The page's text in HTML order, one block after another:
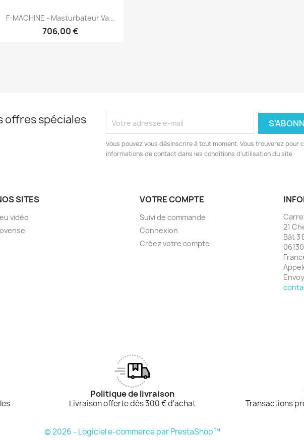
Aperçu rapide
F-MACHINE - Masturbateur Va...
706,00 €
offres spéciales
Vous pouvez vous désinscrire à tout moment. Vous trouverez pour
informations de contact dans les conditions d'utilisation du site.
SITES
vidéo
VOTRE COMPTE
Suivi de commande
Connexion
Créez votre compte
21
Bât 3
Politique de livraison
Livraison offerte dès 300 € d'achat
Transactions
© 2026 - Logiciel e-commerce par PrestaShop™